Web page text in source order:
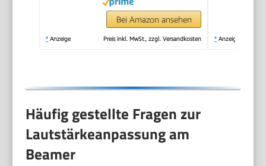
Bluetooth Full HD
1080P Outdoor
Deckenmontage
Bei Amazon ansehen
* Anzeige Preis inkl. MwSt., zzgl. Versandkosten * Anzeige
Häufig gestellte Fragen zur
Lautstärkeanpassung am
Beamer